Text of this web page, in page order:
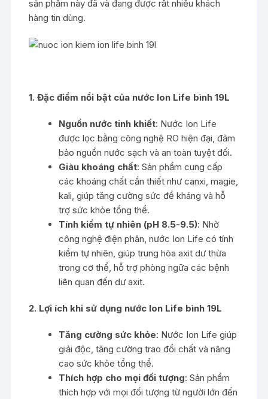
sản phẩm này đã và đang được rất nhiều khách
hàng tin dùng.
1. Đặc điểm nổi bật của nước Ion Life bình 19L
Nguồn nước tinh khiết: Nước Ion Life
được lọc bằng công nghệ RO hiện đại, đảm
bảo nguồn nước sạch và an toàn tuyệt đối.
Giàu khoáng chất: Sản phẩm cung cấp
các khoáng chất cần thiết như canxi, magie,
kali, giúp tăng cường sức đề kháng và hỗ
trợ sức khỏe tổng thể.
Tính kiềm tự nhiên (pH 8.5-9.5): Nhờ
công nghệ điện phân, nước Ion Life có tính
kiềm tự nhiên, giúp trung hòa axit dư thừa
trong cơ thể, hỗ trợ phòng ngữa các bệnh
liên quan đến dư axit.
2. Lợi ích khi sử dụng nước Ion Life bình 19L
Tăng cường sức khỏe: Nước Ion Life giúp
giải độc, tăng cường trao đổi chất và nâng
cao sức khỏe tổng thể.
Thích hợp cho mọi đối tượng: Sản phẩm
thích hợp với mọi đối tượng từ người lớn đến